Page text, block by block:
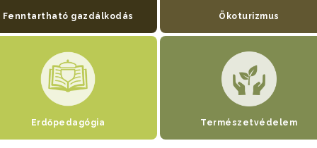
Fenntartható gazdálkodás Ökoturizmus
Erdőpedagógia Természetvédelem